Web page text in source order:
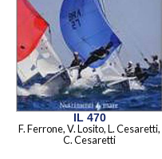
IL 470
F. Ferrone, V. Losito, L. Cesaretti,
C. Cesaretti